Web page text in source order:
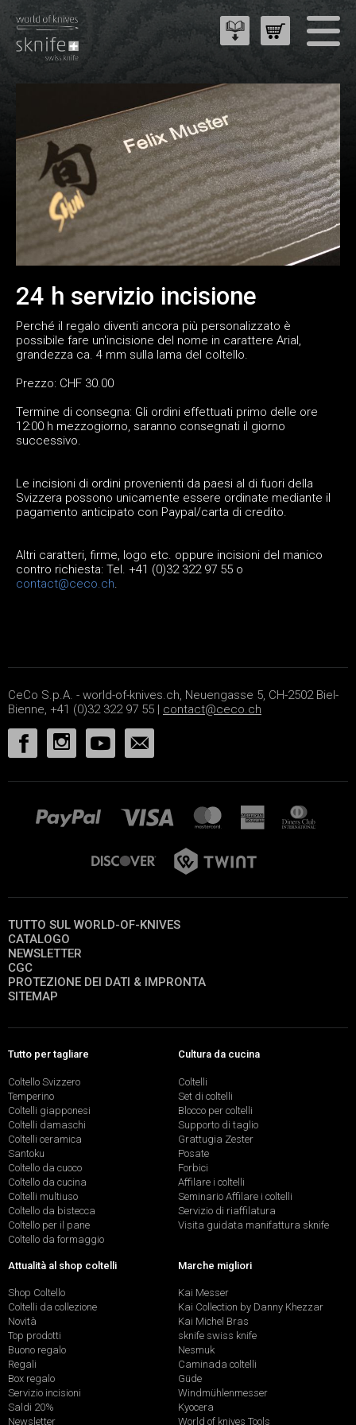
24 h servizio incisione
Perché il regalo diventi ancora più personalizzato è
possibile fare un'incisione del nome in carattere Arial,
grandezza ca. 4 mm sulla lama del coltello.
Prezzo: CHF 30.00
Termine di consegna: Gli ordini effettuati primo delle ore
12:00 h mezzogiorno, saranno consegnati il giorno
successivo.
Le incisioni di ordini provenienti da paesi al di fuori della
Svizzera possono unicamente essere ordinate mediante il
pagamento anticipato con Paypal/carta di credito.
Altri caratteri, firme, logo etc. oppure incisioni del manico
contro richiesta: Tel. +41 (0)32 322 97 55 o
contact@ceco.ch.
CeCo S.p.A. - world-of-knives.ch, Neuengasse 5, CH-2502 Biel-
Bienne, +41 (0)32 322 97 55 | contact@ceco.ch
TUTTO SUL WORLD-OF-KNIVES
CATALOGO
NEWSLETTER
CGC
PROTEZIONE DEI DATI & IMPRONTA
SITEMAP
Tutto per tagliare
Coltello Svizzero
Temperino
Coltelli giapponesi
Coltelli damaschi
Coltelli ceramica
Santoku
Coltello da cuoco
Coltello da cucina
Coltelli multiuso
Coltello da bistecca
Coltello per il pane
Coltello da formaggio
Cultura da cucina
Coltelli
Set di coltelli
Blocco per coltelli
Supporto di taglio
Grattugia Zester
Posate
Forbici
Affilare i coltelli
Seminario Affilare i coltelli
Servizio di riaffilatura
Visita guidata manifattura sknife
Attualità al shop coltelli
Shop Coltello
Coltelli da collezione
Novità
Top prodotti
Buono regalo
Regali
Box regalo
Servizio incisioni
Saldi 20%
Newsletter
Marche migliori
Kai Messer
Kai Collection by Danny Khezzar
Kai Michel Bras
sknife swiss knife
Nesmuk
Caminada coltelli
Güde
Windmühlenmesser
Kyocera
World of knives Tools